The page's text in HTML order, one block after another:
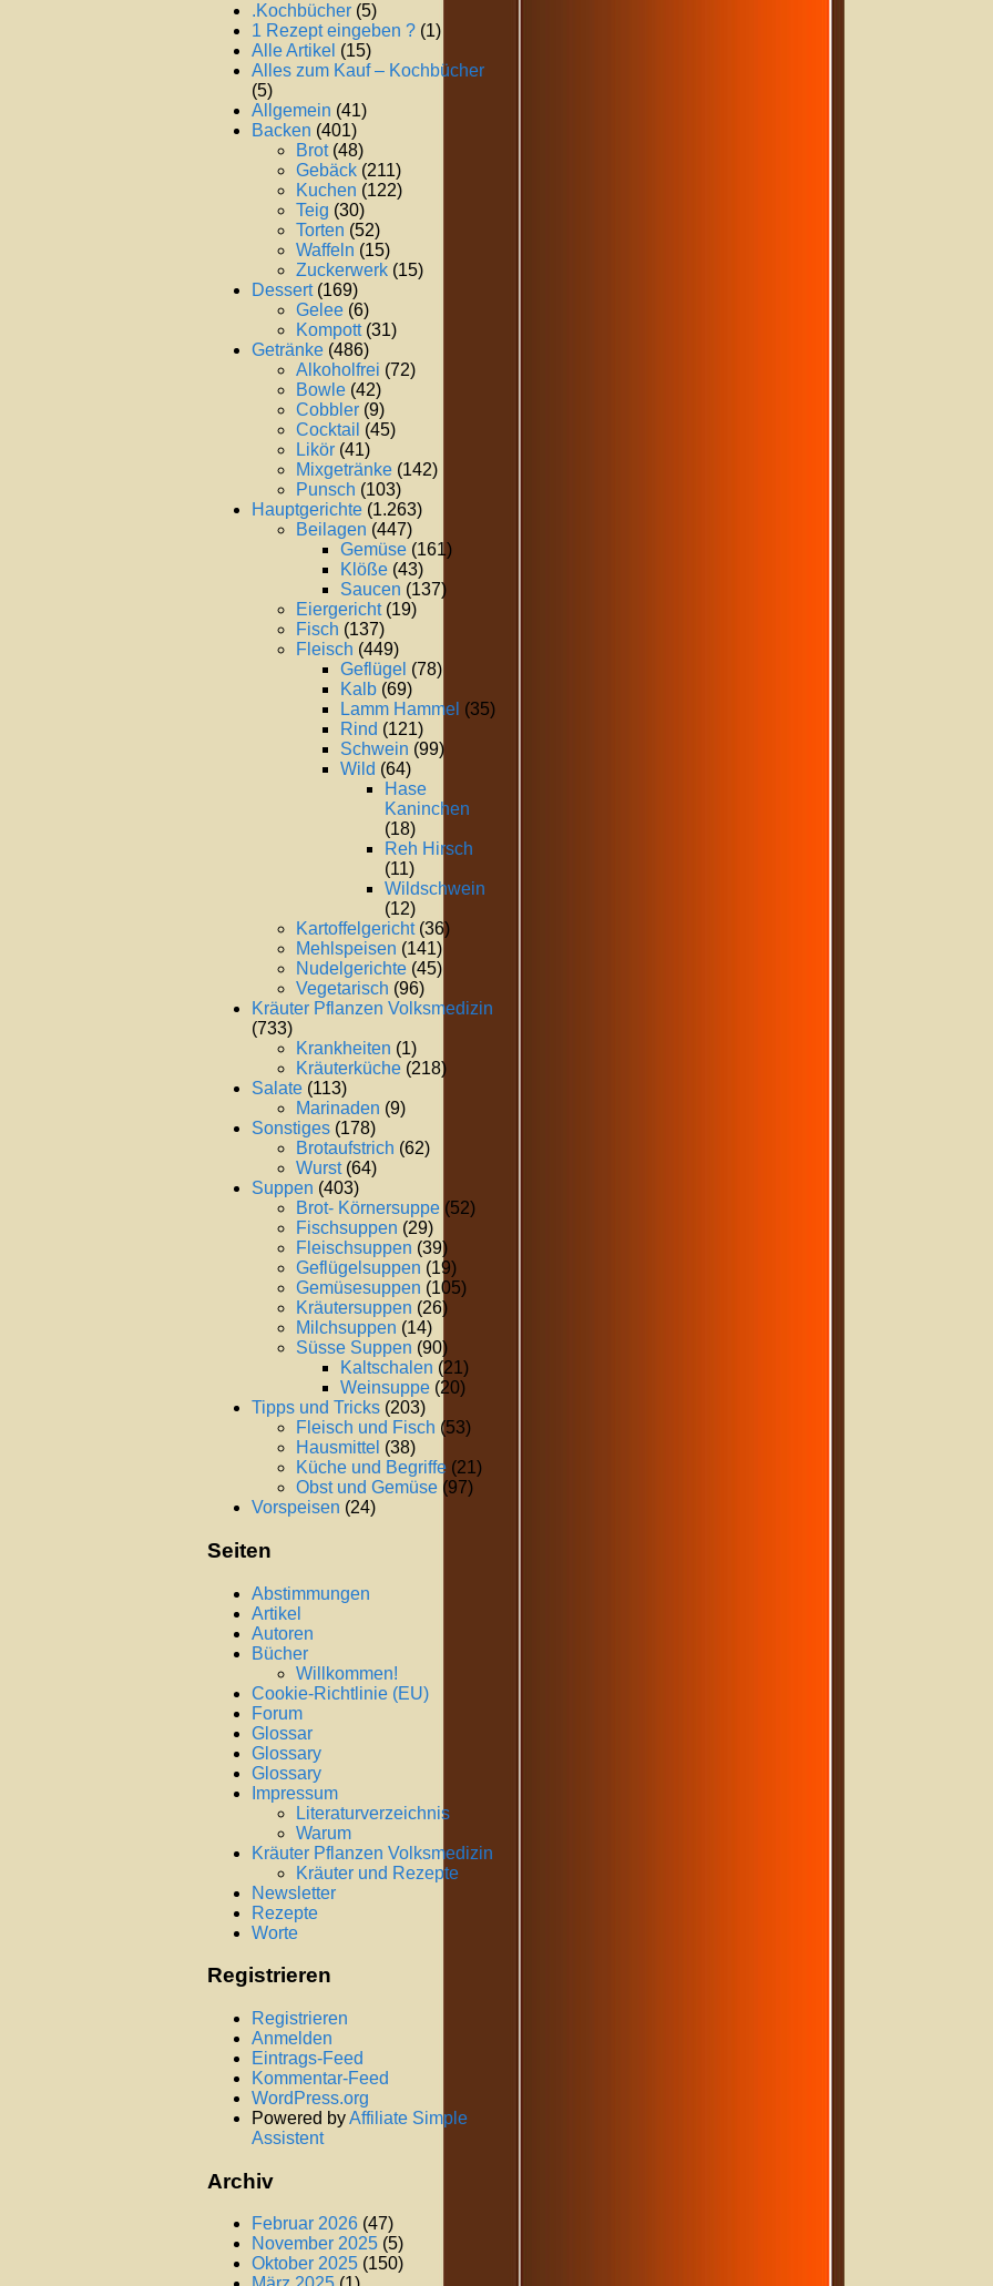
.Kochbücher (5)
1 Rezept eingeben ? (1)
Alle Artikel (15)
Alles zum Kauf – Kochbücher
(5)
Allgemein (41)
Backen (401)
Brot(48)
Gebäck (211)
Kuchen (122)
Teig (30)
Torten (52)
Waffeln (15)
Zuckerwerk (15)
Dessert(169)
Gelee (6)
Kompott(31)
Getränke (486)
Alkoholfrei (72)
Bowle (42)
Cobbler (9)
Cocktail (45)
Likör (41)
Mixgetränke (142)
Punsch (103)
Hauptgerichte (1.263)
Beilagen (447)
Gemüse (161)
Klöße (43)
Saucen (137)
Eiergericht(19)
Fisch (137)
Fleisch (449)
Geflügel (78)
Kalb (69)
Lamm Hammel (35)
Rind (121)
Schwein (99)
Wild (64)
Hase
Kaninchen
(18)
Reh Hirsch
(11)
Wildschwein
(12)
Kartoffelgericht(36)
Mehlspeisen (141)
Nudelgerichte (45)
Vegetarisch (96)
Kräuter Pflanzen Volksmedizin
(733)
Krankheiten (1)
Kräuterküche (218)
Salate (113)
Marinaden (9)
Sonstiges (178)
Brotaufstrich (62)
Wurst(64)
Suppen (403)
Brot- Körnersuppe (52)
Fischsuppen (29)
Fleischsuppen (39)
Geflügelsuppen (19)
Gemüsesuppen (105)
Kräutersuppen (26)
Milchsuppen (14)
Süsse Suppen (90)
Kaltschalen (21)
Weinsuppe (20)
Tipps und Tricks (203)
Fleisch und Fisch (53)
Hausmittel (38)
Küche und Begriffe (21)
Obst und Gemüse (97)
Vorspeisen (24)
Seiten
Abstimmungen
Artikel
Autoren
Bücher
Willkommen!
Cookie-Richtlinie (EU)
Forum
Glossar
Glossary
Glossary
Impressum
Literaturverzeichnis
Warum
Kräuter Pflanzen Volksmedizin
Kräuter und Rezepte
Newsletter
Rezepte
Worte
Registrieren
Registrieren
Anmelden
Eintrags-Feed
Kommentar-Feed
WordPress.org
Powered byAffiliate Simple
Assistent
Archiv
Februar 2026 (47)
November 2025 (5)
Oktober 2025 (150)